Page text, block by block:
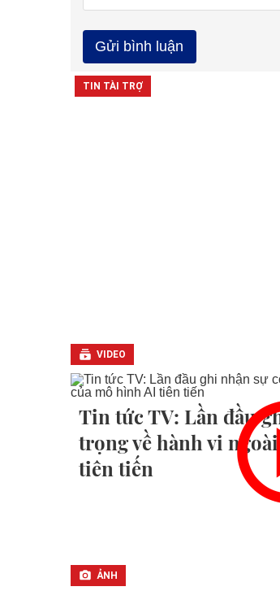
VIDEO
Tin tức TV: Lần đầu
trọng về hành vi
tiên tiến
ẢNH